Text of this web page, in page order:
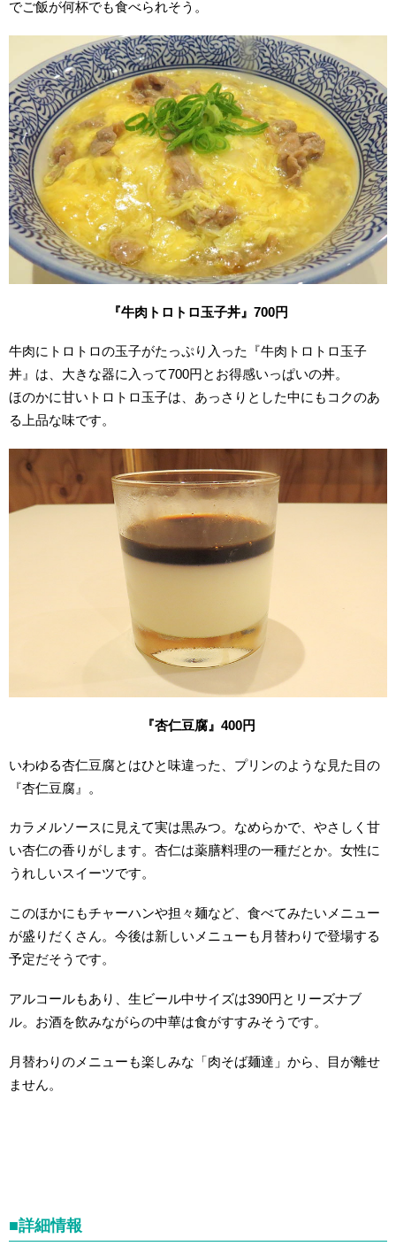
でご飯が何杯でも食べられそう。
『牛肉トロトロ玉子丼』700円
牛肉にトロトロの玉子がたっぷり入った『牛肉トロトロ玉子
丼』は、大きな器に入って700円とお得感いっぱいの丼。
ほのかに甘いトロトロ玉子は、あっさりとした中にもコクのあ
る上品な味です。
『杏仁豆腐』400円
いわゆる杏仁豆腐とはひと味違った、プリンのような見た目の
『杏仁豆腐』。
カラメルソースに見えて実は黒みつ。なめらかで、やさしく甘
い杏仁の香りがします。杏仁は薬膳料理の一種だとか。女性に
うれしいスイーツです。
このほかにもチャーハンや担々麺など、食べてみたいメニュー
が盛りだくさん。今後は新しいメニューも月替わりで登場する
予定だそうです。
アルコールもあり、生ビール中サイズは390円とリーズナブ
ル。お酒を飲みながらの中華は食がすすみそうです。
月替わりのメニューも楽しみな「肉そば麺達」から、目が離せ
ません。
■詳細情報